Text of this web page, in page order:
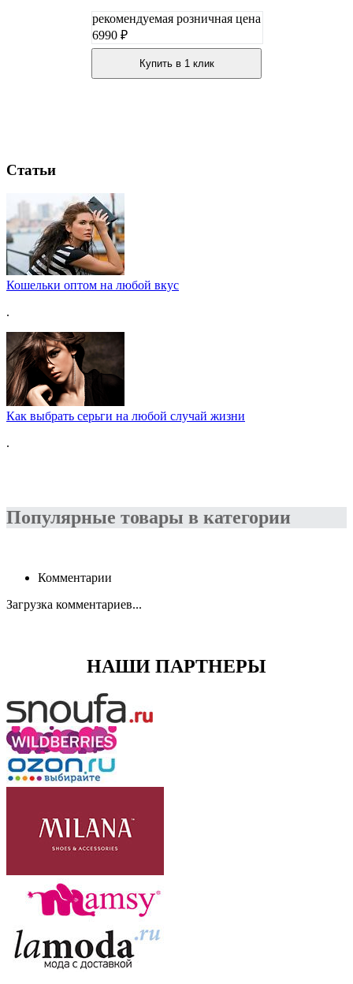
рекомендуемая розничная цена
6990 ₽
Купить в 1 клик
Статьи
Кошельки оптом на любой вкус
.
Как выбрать серьги на любой случай жизни
.
Популярные товары в категории
Комментарии
Загрузка комментариев...
НАШИ ПАРТНЕРЫ